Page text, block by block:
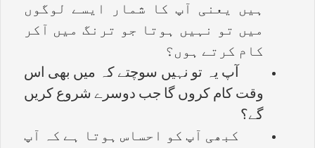
ہیں یعنی آپ کا شمار ایسے لوگوں
میں تو نہیں ہوتا جو ترنگ میں آکر
کام کرتے ہوں؟
آپ یہ تو نہیں سوچتے کہ میں بھی اس
وقت کام کروں گا جب دوسرے شروع کریں
گے؟
کبھی آپ کو احساس ہوتا ہے کہ آپ